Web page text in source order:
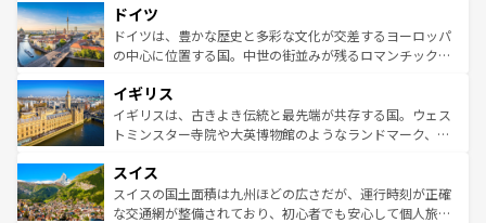
せる。地方によって風土や気候が異なるスペインはその個
性で訪れる人を魅了する。 なお、新着のスペイン情報は コ
ンテンツ一覧を参照してほしい。
で、幅広い魅力が詰まっている。華麗な宮殿、歴史的な大
聖堂、美しいビーチ、そして豊かな自然が、訪れる者を心
から魅了する。また、フランスは美食の国としても知ら
いる。シャンパンの発祥地であるランス、プロヴァンスの
香り高いラベンダー畑など、多彩な楽しみ方が可能だ。さ
らに、パリ以外の地域にも魅力が溢れており、どの街角に
れる地方に足を運ぶとそれぞれで全く異なる文化を体験で
きるだろう。 なお、新着のフランス情報はコンテンツ一覧
を参照してほしい。
ドイツ
ドイツは、豊かな歴史と多彩な文化が交差するヨーロッパ
の中心に位置する国。中世の街並みが残るロマンチック街
顔を持つこの国は、どこを歩いても飽きることがない。ベ
ルリンの文化的活気、バイエルン州のアルプスの絶景、そ
してライン川沿いのワイン畑といった風景は必見。ビール
は、お酒好きな人にはぜひ体験してほしい。 なお、新着の
ドイツ情報はコンテンツ一覧を参照してほしい。
イギリス
イギリスは、古きよき伝統と最先端が共存する国。ウェス
トミンスター寺院や大英博物館のようなランドマーク、歴
リアごとに異なる魅力がある。また、優雅なアフタヌーン
ティー、ビール好きにはたまらない英国パブ、サッカー観
戦など、本場だからこそできる体験も豊富。イギリスを旅
スイス
スイスの国土面積は九州ほどの広さだが、運行時刻が正確
な交通網が整備されており、初心者でも安心して個人旅行